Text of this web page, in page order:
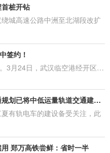
桩开钻
城高速公路中洲至北湖段改扩
签约！
3月24日，武汉临空港经开区…
江夏区“十四五”综合交通规划已将中低运量轨道交通建设纳入
有轨电车的建设备受关注，此
郑万高铁尝鲜：省时一半